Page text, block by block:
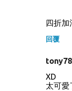
四折加
回覆
XD
太可愛